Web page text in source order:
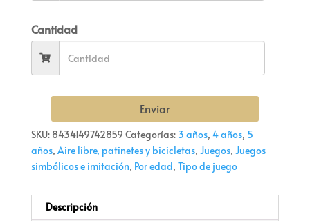
Cantidad
Enviar
SKU: 8434149742859 Categorías: 3 años, 4 años, 5
años, Aire libre, patinetes y bicicletas, Juegos, Juegos
simbólicos e imitación, Por edad, Tipo de juego
Descripción